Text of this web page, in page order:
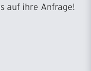
auf ihre Anfrage!